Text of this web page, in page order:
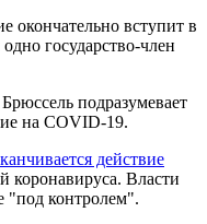
окончательно вступит в
государство-член
подразумевает
на COVID-19.
действие
коронавируса. Власти
"под контролем".